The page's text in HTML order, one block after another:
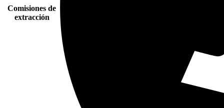
Comisiones de
extracción